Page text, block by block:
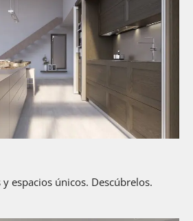
espacios únicos. Descúbrelos.